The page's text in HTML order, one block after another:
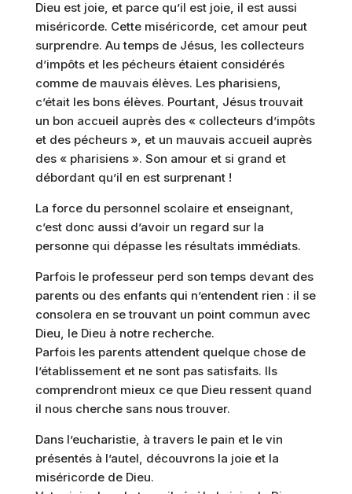
Dieu est joie, et parce qu’il est joie, il est aussi
miséricorde. Cette miséricorde, cet amour peut
surprendre. Au temps de Jésus, les collecteurs
d’impôts et les pécheurs étaient considérés
comme de mauvais élèves. Les pharisiens,
c’était les bons élèves. Pourtant, Jésus trouvait
un bon accueil auprès des « collecteurs d’impôts
et des pécheurs », et un mauvais accueil auprès
des « pharisiens ». Son amour et si grand et
débordant qu’il en est surprenant !
La force du personnel scolaire et enseignant,
c’est donc aussi d’avoir un regard sur la
personne qui dépasse les résultats immédiats.
Parfois le professeur perd son temps devant des
parents ou des enfants qui n’entendent rien : il se
consolera en se trouvant un point commun avec
Dieu, le Dieu à notre recherche.
Parfois les parents attendent quelque chose de
l’établissement et ne sont pas satisfaits. Ils
comprendront mieux ce que Dieu ressent quand
il nous cherche sans nous trouver.
Dans l’eucharistie, à travers le pain et le vin
présentés à l’autel, découvrons la joie et la
miséricorde de Dieu.